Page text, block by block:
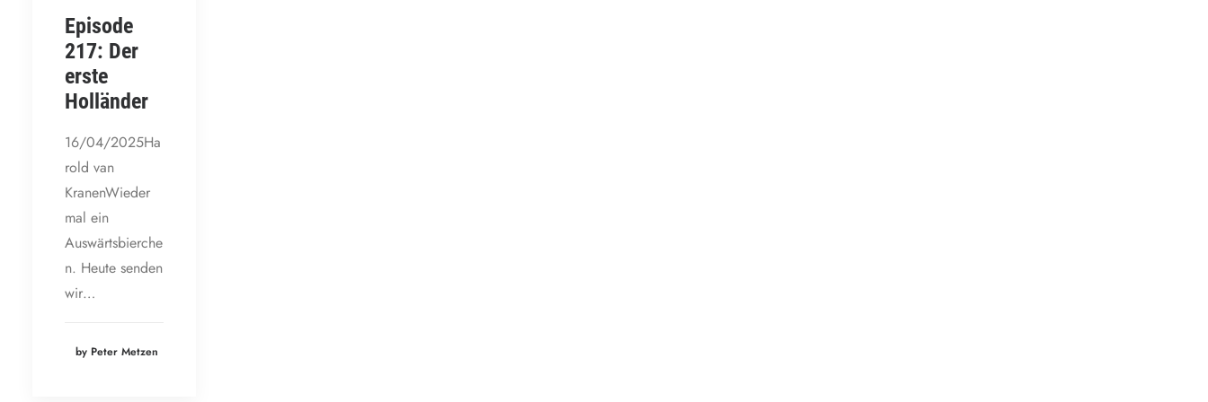
Episode
217: Der
erste
Holländer
16/04/2025Ha
rold van
KranenWieder
mal ein
Auswärtsbierche
n. Heute senden
wir…
by Peter Metzen